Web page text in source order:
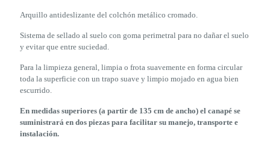
Arquillo antideslizante del colchón metálico cromado.
Sistema de sellado al suelo con goma perimetral para no dañar el suelo
y evitar que entre suciedad.
Para la limpieza general, limpia o frota suavemente en forma circular
toda la superficie con un trapo suave y limpio mojado en agua bien
escurrido.
En medidas superiores (a partir de 135 cm de ancho) el canapé se
suministrará en dos piezas para facilitar su manejo, transporte e
instalación.